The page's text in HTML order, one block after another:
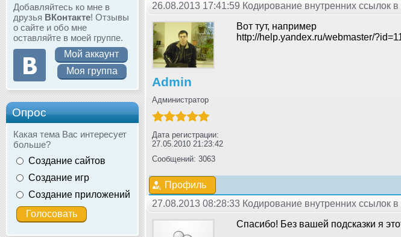
Добавляйтесь ко мне в
друзья ВКонтакте! Отзывы
о сайте и обо мне
оставляйте в моей группе.
Мой аккаунт
Моя группа
Опрос
Какая тема Вас интересует
больше?
Создание сайтов
Создание игр
Создание приложений
26.08.2013 17:41:59 Кодирование внутренних ссылок в
Admin
Администратор
Дата регистрации:
27.05.2010 21:23:42
Сообщений: 3063
Вот тут, например
http://help.yandex.ru/webmaster/
Профиль
27.08.2013 08:28:33 Кодирование внутренних ссылок в
Спасибо! Без вашей подсказки я